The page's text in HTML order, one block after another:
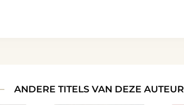
ANDERE TITELS VAN DEZE AUTEUR